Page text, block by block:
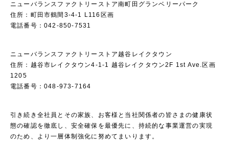
ニューバランスファクトリーストア南町田グランベリーパーク
住所：町田市鶴間3-4-1 L116区画
電話番号：042-850-7531
ニューバランスファクトリーストア越谷レイクタウン
住所：越谷市レイクタウン4-1-1 越谷レイクタウン2F 1st Ave.区画
1205
電話番号：048-973-7164
引き続き全社員とその家族、お客様と当社関係者の皆さまの健康状
態の確認を徹底し、安全確保を最優先に、持続的な事業運営の実現
のため、より一層体制強化に努めてまいります。